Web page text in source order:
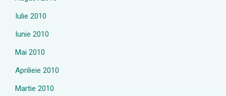
Iulie 2010
Iunie 2010
Mai 2010
Aprilieie 2010
Martie 2010